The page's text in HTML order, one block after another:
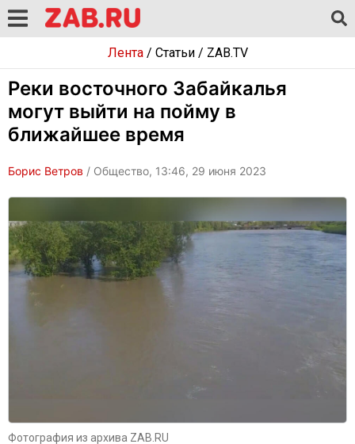
Лента/ Статьи/ ZAB.TV
Реки восточного Забайкалья
могут выйти на пойму в
ближайшее время
Борис Ветров / Общество, 13:46, 29 июня 2023
Фотография из архива ZAB.RU